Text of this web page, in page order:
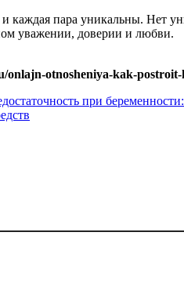
каждая пара уникальны. Нет
уважении, доверии и любви.
onlajn-otnosheniya-kak-
при